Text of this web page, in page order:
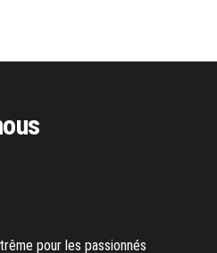
pour les passionnés